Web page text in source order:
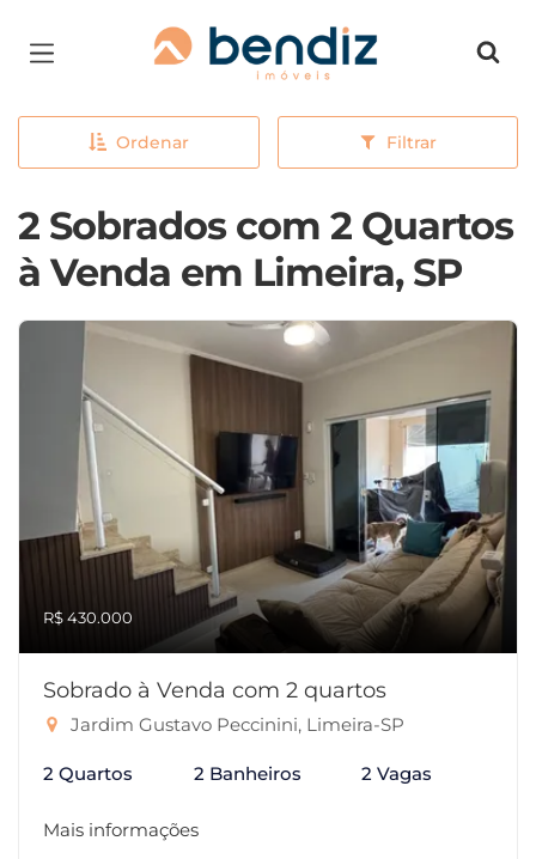
Página inicial
Ordenar Filtrar
2 Sobrados com 2 Quartos
à Venda em Limeira, SP
R$ 430.000
Sobrado à Venda com 2 quartos
Jardim Gustavo Peccinini, Limeira-SP
2 Quartos 2 Banheiros 2 Vagas
Mais informações